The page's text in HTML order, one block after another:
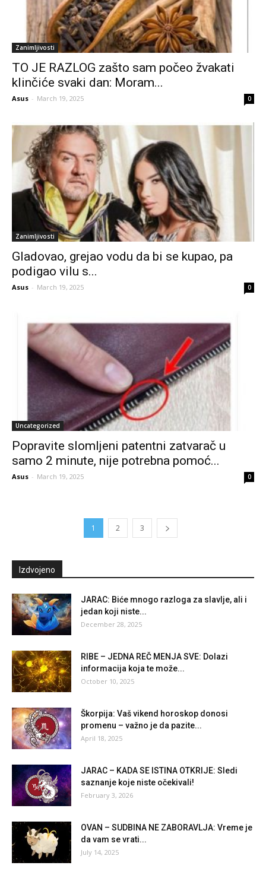
Zanimljivosti
TO JE RAZLOG zašto sam počeo žvakati
klinčiće svaki dan: Moram...
Asus - March 19, 2025 0
Zanimljivosti
Gladovao, grejao vodu da bi se kupao, pa
podigao vilu s...
Asus - March 19, 2025 0
Uncategorized
Popravite slomljeni patentni zatvarač u
samo 2 minute, nije potrebna pomoć...
Asus - March 19, 2025 0
1 2 3
Izdvojeno
JARAC: Biće mnogo razloga za slavlje, ali i
jedan koji niste...
December 28, 2025
RIBE – JEDNA REČ MENJA SVE: Dolazi
informacija koja te može...
October 10, 2025
Škorpija: Vaš vikend horoskop donosi
promenu – važno je da pazite...
April 18, 2025
JARAC – KADA SE ISTINA OTKRIJE: Sledi
saznanje koje niste očekivali!
February 3, 2026
OVAN – SUDBINA NE ZABORAVLJA: Vreme je
da vam se vrati...
July 14, 2025